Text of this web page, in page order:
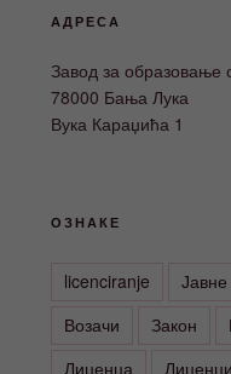
АДРЕСА
Завод за образовање
78000 Бања Лука
Вука Караџића 1
ОЗНАКЕ
licenciranje
Возачи
Закон
Лиценца